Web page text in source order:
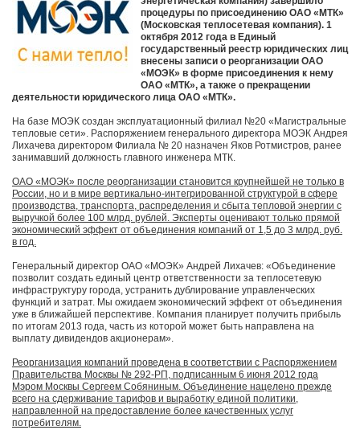
процедуры по присоединению ОАО «МТК»
(Московская теплосетевая компания). 1
октября 2012 года в Единый
государственный реестр юридических лиц
внесены записи о реорганизации ОАО
«МОЭК» в форме присоединения к нему
ОАО «МТК», а также о прекращении
деятельности юридического лица ОАО «МТК».
На базе МОЭК создан эксплуатационный филиал №20 «Магистральные
тепловые сети». Распоряжением генерального директора МОЭК Андрея
Лихачева директором Филиала № 20 назначен Яков Ротмистров, ранее
занимавший должность главного инженера МТК.
ОАО «МОЭК» после реорганизации становится крупнейшей не только в
России, но и в мире вертикально-интегрированной структурой в сфере
производства, транспорта, распределения и сбыта тепловой энергии с
выручкой более 100 млрд. рублей. Эксперты оценивают только прямой
экономический эффект от объединения компаний от 1,5 до 3 млрд. руб.
в год.
Генеральный директор ОАО «МОЭК» Андрей Лихачев: «Объединение
позволит создать единый центр ответственности за теплосетевую
инфраструктуру города, устранить дублирование управленческих
функций и затрат. Мы ожидаем экономический эффект от объединения
уже в ближайшей перспективе. Компания планирует получить прибыль
по итогам 2013 года, часть из которой может быть направлена на
выплату дивидендов акционерам».
Реорганизация компаний проведена в соответствии с Распоряжением
Правительства Москвы № 292-РП, подписанным 6 июня 2012 года
Мэром Москвы Сергеем Собяниным. Объединение нацелено прежде
всего на сдерживание тарифов и выработку единой политики,
направленной на предоставление более качественных услуг
потребителям.